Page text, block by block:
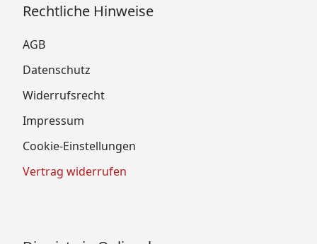
Rechtliche Hinweise
AGB
Datenschutz
Widerrufsrecht
Impressum
Cookie-Einstellungen
Vertrag widerrufen